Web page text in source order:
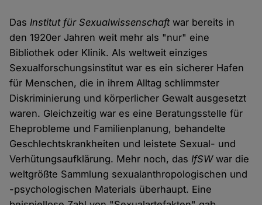
Das Institut für Sexualwissenschaftwar bereits in
den 1920er Jahren weit mehr als "nur" eine
Bibliothek oder Klinik. Als weltweit einziges
Sexualforschungsinstitut war es ein sicherer Hafen
für Menschen, die in ihrem Alltag schlimmster
Diskriminierung und körperlicher Gewalt ausgesetzt
waren. Gleichzeitig war es eine Beratungsstelle für
Eheprobleme und Familienplanung, behandelte
Geschlechtskrankheiten und leistete Sexual- und
Verhütungsaufklärung. Mehr noch, das IfSWwar die
weltgrößte Sammlung sexualanthropologischen und
-psychologischen Materials überhaupt. Eine